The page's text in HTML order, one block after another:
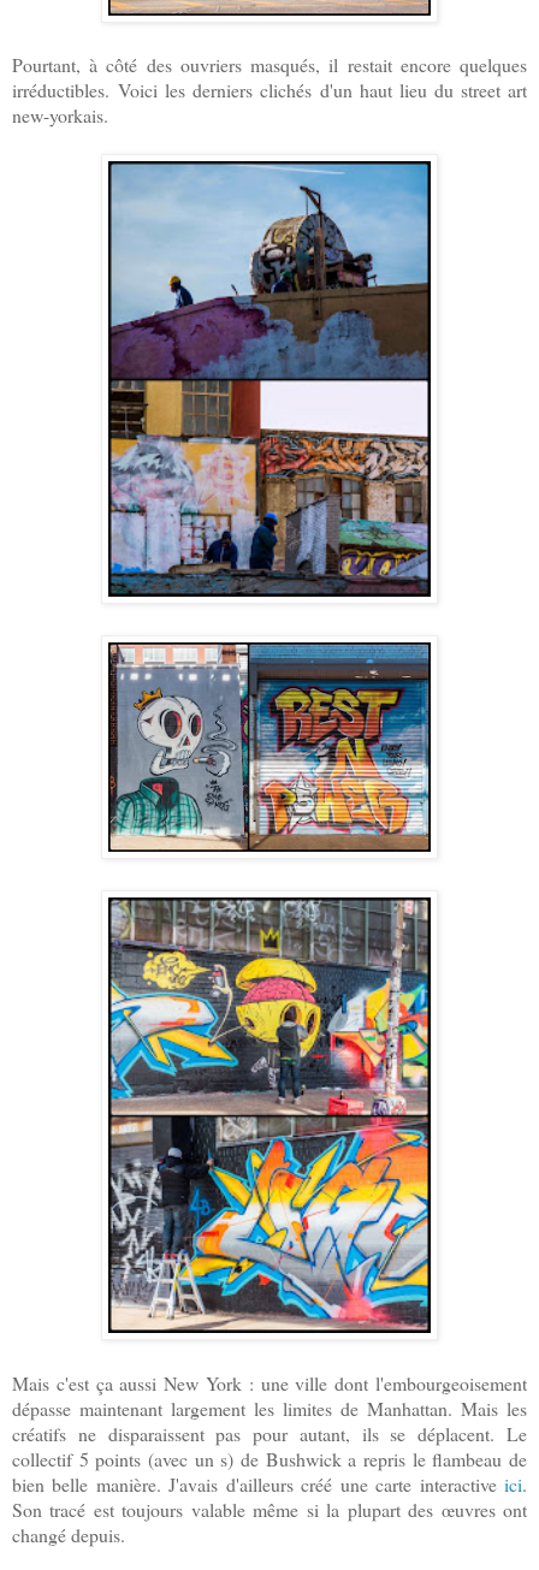
Pourtant, à côté des ouvriers masqués, il restait encore quelques
irréductibles. Voici les derniers clichés d'un haut lieu du street art
new-yorkais.
Mais c'est ça aussi New York : une ville dont l'embourgeoisement
dépasse maintenant largement les limites de Manhattan. Mais les
créatifs ne disparaissent pas pour autant, ils se déplacent. Le
collectif 5 points (avec un s) de Bushwick a repris le flambeau de
bien belle manière. J'avais d'ailleurs créé une carte interactive ici.
Son tracé est toujours valable même si la plupart des œuvres ont
changé depuis.